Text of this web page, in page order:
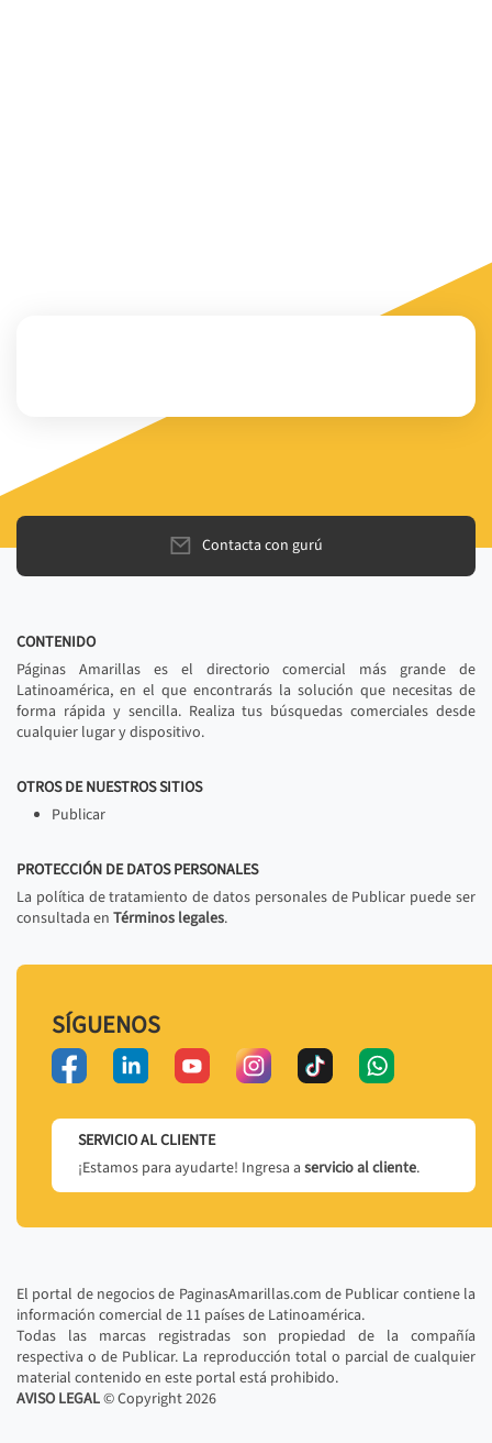
Contacta con gurú
CONTENIDO
Páginas Amarillas es el directorio comercial más grande de
Latinoamérica, en el que encontrarás la solución que necesitas de
forma rápida y sencilla. Realiza tus búsquedas comerciales desde
cualquier lugar y dispositivo.
OTROS DE NUESTROS SITIOS
Publicar
PROTECCIÓN DE DATOS PERSONALES
La política de tratamiento de datos personales de Publicar puede ser
consultada en Términos legales.
SÍGUENOS
SERVICIO AL CLIENTE
¡Estamos para ayudarte! Ingresa a servicio al cliente.
El portal de negocios de PaginasAmarillas.com de Publicar contiene la
información comercial de 11 países de Latinoamérica.
Todas las marcas registradas son propiedad de la compañía
respectiva o de Publicar. La reproducción total o parcial de cualquier
material contenido en este portal está prohibido.
AVISO LEGAL© Copyright2026